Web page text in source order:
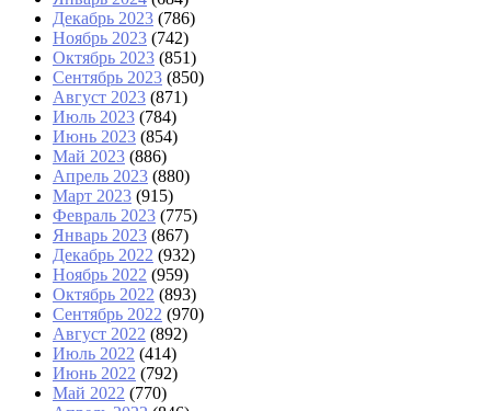
Декабрь 2023 (786)
Ноябрь 2023 (742)
Октябрь 2023 (851)
Сентябрь 2023 (850)
Август 2023 (871)
Июль 2023 (784)
Июнь 2023 (854)
Май 2023 (886)
Апрель 2023 (880)
Март 2023 (915)
Февраль 2023 (775)
Январь 2023 (867)
Декабрь 2022 (932)
Ноябрь 2022 (959)
Октябрь 2022 (893)
Сентябрь 2022 (970)
Август 2022 (892)
Июль 2022 (414)
Июнь 2022 (792)
Май 2022 (770)